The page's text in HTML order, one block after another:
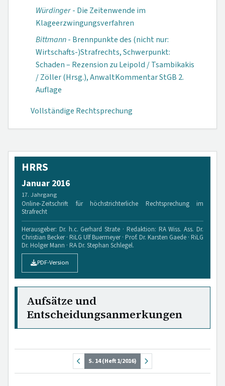
Würdinger- Die Zeitenwende im
Klageerzwingungs­verfahren
Bittmann- Brennpunkte des (nicht nur:
Wirtschafts-)Strafrechts, Schwerpunkt:
Schaden – Rezension zu Leipold / Tsambikakis
/ Zöller (Hrsg.), Anwalt­Kommentar StGB 2.
Auflage
Vollständige Rechtsprechung
HRRS
Januar 2016
17. Jahrgang
Online-Zeitschrift für höchstrichterliche Rechtsprechung im
Strafrecht
Herausgeber: Dr. h.c. Gerhard Strate · Redaktion: RA Wiss. Ass. Dr.
Christian Becker · RiLG Ulf Buermeyer · Prof. Dr. Karsten Gaede · RiLG
Dr. Holger Mann · RA Dr. Stephan Schlegel.
PDF-Version
Aufsätze und
Entscheidungsanmerkungen
S. 14 (Heft 1/2016)